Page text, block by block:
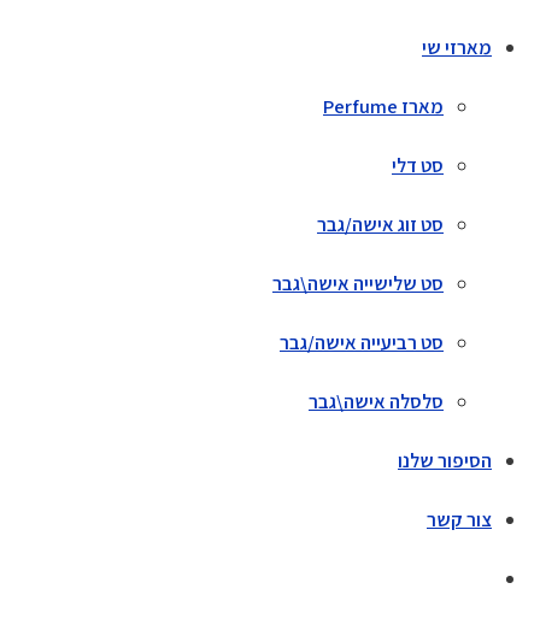
מארזי שי
מארז Perfume
סט דלי
סט זוג אישה/גבר
סט שלישייה אישה\גבר
סט רביעייה אישה/גבר
סלסלה אישה\גבר
הסיפור שלנו
צור קשר